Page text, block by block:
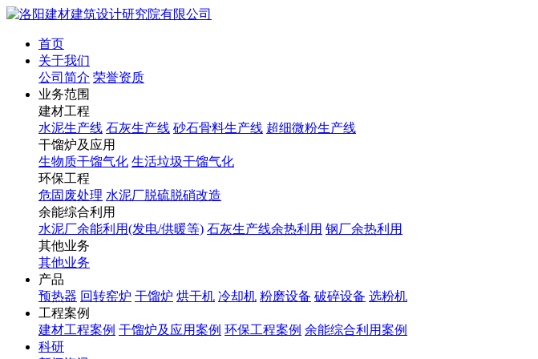
首页
关于我们
公司简介 荣誉资质
业务范围
建材工程
水泥生产线 石灰生产线 砂石骨料生产线 超细微粉生产线
干馏炉及应用
生物质干馏气化 生活垃圾干馏气化
环保工程
危固废处理 水泥厂脱硫脱硝改造
余能综合利用
水泥厂余能利用(发电/供暖等) 石灰生产线余热利用 钢厂余热利用
其他业务
其他业务
产品
预热器 回转窑炉 干馏炉 烘干机 冷却机 粉磨设备 破碎设备 选粉机
工程案例
建材工程案例 干馏炉及应用案例 环保工程案例 余能综合利用案例
科研